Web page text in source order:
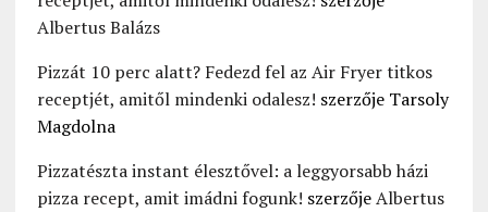
Albertus Balázs
Pizzát 10 perc alatt? Fedezd fel az Air Fryer titkos
receptjét, amitől mindenki odalesz! szerzője Tarsoly
Magdolna
Pizzatészta instant élesztővel: a leggyorsabb házi
pizza recept, amit imádni fogunk! szerzőjeAlbertus